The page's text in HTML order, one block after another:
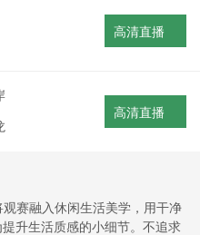
高清直播
高清直播
赛融入休闲生活美学，用干净
升生活质感的小细节。不追求